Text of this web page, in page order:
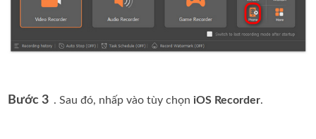
Bước 3 . Sau đó, nhấp vào tùy chọn iOS Recorder.